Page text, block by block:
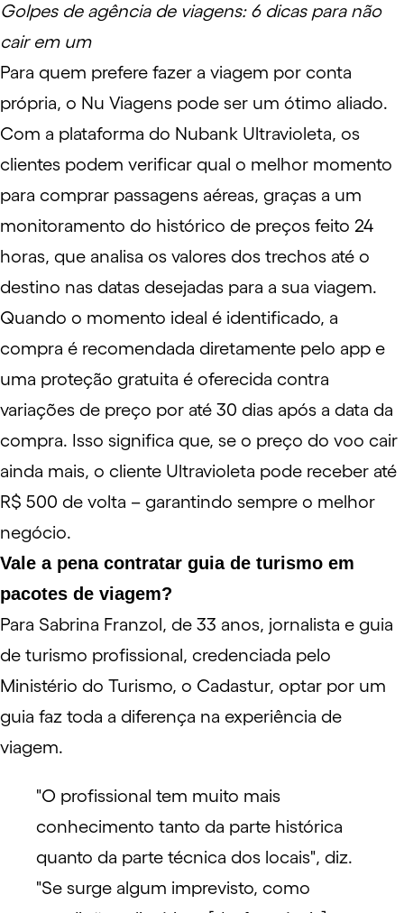
Golpes de agência de viagens: 6 dicas para não
cair em um
Para quem prefere fazer a viagem por conta
própria, o Nu Viagens pode ser um ótimo aliado.
Com a plataforma do Nubank Ultravioleta, os
clientes podem verificar qual o melhor momento
para comprar passagens aéreas, graças a um
monitoramento do histórico de preços feito 24
horas, que analisa os valores dos trechos até o
destino nas datas desejadas para a sua viagem.
Quando o momento ideal é identificado, a
compra é recomendada diretamente pelo app e
uma proteção gratuita é oferecida contra
variações de preço por até 30 dias após a data da
compra. Isso significa que, se o preço do voo cair
ainda mais, o cliente Ultravioleta pode receber até
R$ 500 de volta – garantindo sempre o melhor
negócio.
Vale a pena contratar guia de turismo em
pacotes de viagem?
Para Sabrina Franzol, de 33 anos, jornalista e guia
de turismo profissional, credenciada pelo
Ministério do Turismo, o Cadastur, optar por um
guia faz toda a diferença na experiência de
viagem.
"O profissional tem muito mais
conhecimento tanto da parte histórica
quanto da parte técnica dos locais", diz.
"Se surge algum imprevisto, como